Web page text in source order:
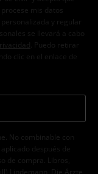
mis datos
y regular
se llevará a cabo
. Puedo retirar
clic en el enlace de
No combinable con
después de
de compra. Libros,
Lindemann, Die Ärzte,